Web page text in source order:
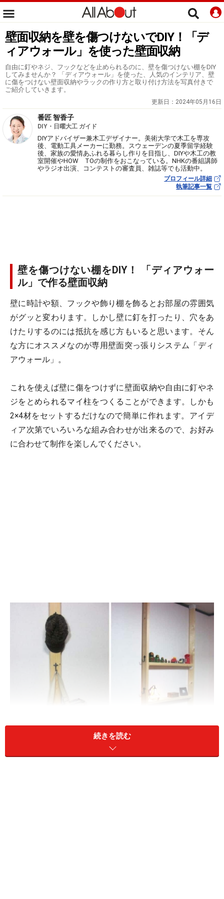
壁面収納を壁を傷つけないでDIY！「デ
ィアウォール」を使った壁面収納
自由に釘やネジ、フックなどを止められるのに、壁を傷つけない棚をDIY
してみませんか？ 「ディアウォール」を使った、人気のインテリア、壁
に傷をつけない壁面収納やラックの作り方と取り付け方法を写真付きで
ご紹介していきます。
更新日： 2024年05月16日
番匠 智香子
DIY・日曜大工 ガイド
DIYアドバイザー兼木工デザイナー。美術大学で木工を専攻
後、電動工具メーカーに勤務。スウェーデンの夏季留学経験
後、家族の愛情あふれる暮らし作りを目指し、DIYや木工の教
室開催やHOW TOの制作をおこなっている。NHKの番組講師
やラジオ出演、コンテストの審査員、雑誌等でも活動中。
プロフィール詳細
執筆記事一覧
壁を傷つけない棚をDIY！ 「ディアウォー
ル」で作る壁面収納
壁に時計や額、フックや飾り棚を飾るとお部屋の雰囲気
がグッと変わります。しかし壁に釘を打ったり、穴をあ
けたりするのには抵抗を感じ方もいると思います。そん
な方にオススメなのが専用壁面突っ張りシステム「ディ
アウォール」。
これを使えば壁に傷をつけずに壁面収納や自由に釘やネ
ジをとめられるマイ柱をつくることができます。しかも
2×4材をセットするだけなので簡単に作れます。アイデ
ィア次第でいろいろな組み合わせが出来るので、お好み
に合わせて制作を楽しんでください。
続きを読む